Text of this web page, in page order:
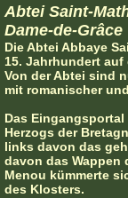
Abtei Saint-
Dame-de-Grâce
Die Abtei Abbaye
15. Jahrhundert
Von der Abtei sind
mit romanischer
Das
Herzogs der
links davon das
davon das Wappen
Menou kümmerte
des Klosters.